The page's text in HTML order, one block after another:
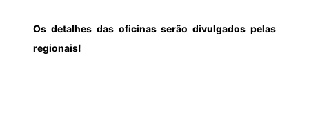
Os detalhes das oficinas serão divulgados pelas
regionais!